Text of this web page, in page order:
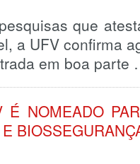
que
a UFV confirma
em boa
É NOMEADO